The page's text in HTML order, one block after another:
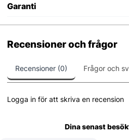
Garanti
Recensioner och frågor
Recensioner (0) Frågor och
Logga in för att skriva en recension
Dina senast